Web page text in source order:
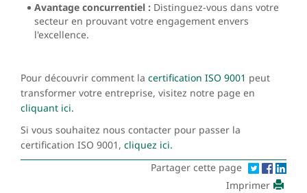
Avantage concurrentiel : Distinguez-vous dans votre
secteur en prouvant votre engagement envers
l'excellence.
Pour découvrir comment la certification ISO 9001 peut
transformer votre entreprise, visitez notre page en
cliquant ici.
Si vous souhaitez nous contacter pour passer la
certification ISO 9001, cliquez ici.
Partager cette page
Imprimer